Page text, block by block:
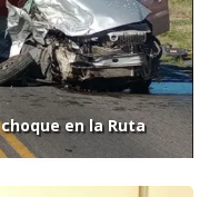
en la Ruta